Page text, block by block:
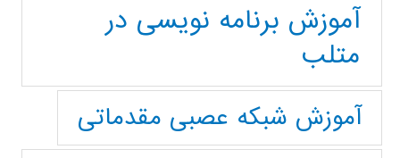
آموزش برنامه نویسی در
متلب
آموزش شبکه عصبی مقدماتی